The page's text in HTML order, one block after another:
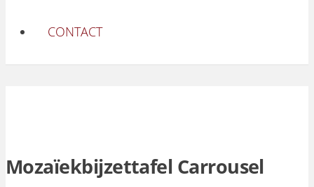
CONTACT
Mozaïekbijzettafel Carrousel